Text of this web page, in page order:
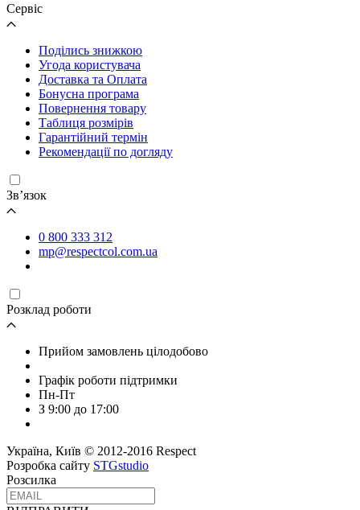
Cервіс
Поділись знижкою
Угода користувача
Доставка та Оплата
Бонусна програма
Повернення товару
Таблиця розмірів
Гарантійний термін
Рекомендації по догляду
Зв’язок
0 800 333 312
mp@respectcol.com.ua
Розклад роботи
Прийом замовлень цілодобово
Графік роботи підтримки
Пн-Пт
З 9:00 до 17:00
Україна, Київ © 2012-2016 Respect
Розробка сайту STGstudio
Розсилка